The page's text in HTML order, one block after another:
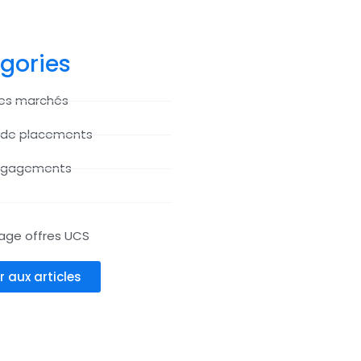
marchés
placements
offres UCS
aux articles